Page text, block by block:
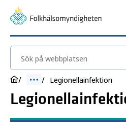
Sök på webbplatsen
Legionellainfektion